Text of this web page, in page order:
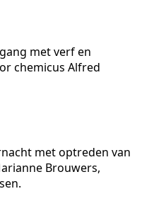
met verf en
chemicus Alfred
met optreden van
Brouwers,